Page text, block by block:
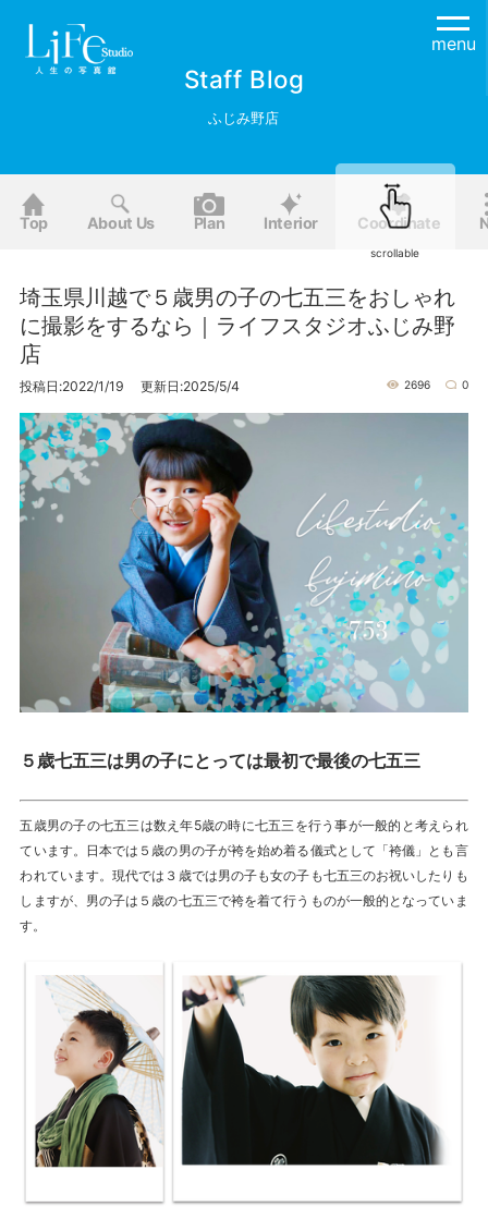
menu
Staff Blog
ふじみ野店
Top About Us Plan Interior Coordinate
埼玉県川越で５歳男の子の七五三をおしゃれ
に撮影をするなら｜ライフスタジオふじみ野
店
投稿日:2022/1/19 更新日:2025/5/4 2696 0
５歳七五三は男の子にとっては最初で最後の七五三
五歳男の子の七五三は数え年5歳の時に七五三を行う事が一般的と考えられ
ています。日本では５歳の男の子が袴を始め着る儀式として「袴儀」とも言
われています。現代では３歳では男の子も女の子も七五三のお祝いしたりも
しますが、男の子は５歳の七五三で袴を着て行うものが一般的となっていま
す。